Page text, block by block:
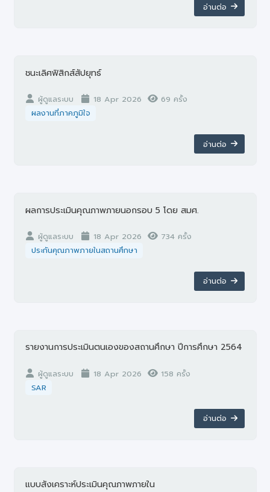
อ่านต่อ
ชนะเลิศฟิสิกส์สัปยุทธ์
ผู้ดูแลระบบ 18 Apr 2026
69 ครั้ง
ผลงานที่ภาคภูมิใจ
อ่านต่อ
ผลการประเมินคุณภาพภายนอกรอบ 5 โดย สมศ.
ผู้ดูแลระบบ 18 Apr 2026
734 ครั้ง
ประกันคุณภาพภายในสถานศึกษา
อ่านต่อ
รายงานการประเมินตนเองของสถานศึกษา ปีการศึกษา 2564
ผู้ดูแลระบบ 18 Apr 2026
158 ครั้ง
SAR
อ่านต่อ
แบบสังเคราะห์ประเมินคุณภาพภายใน